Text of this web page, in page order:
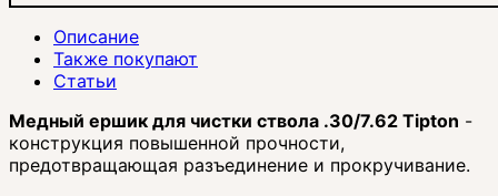
Описание
Также покупают
Статьи
Медный ершик для чистки ствола .30/7.62 Tipton -
конструкция повышенной прочности,
предотвращающая разъединение и прокручивание.